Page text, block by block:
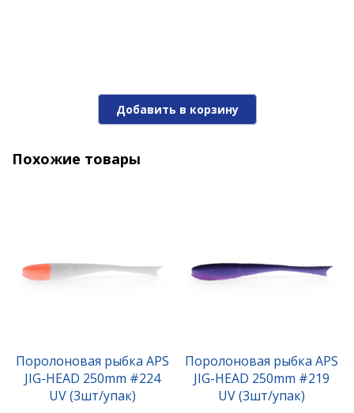
Поролоновая рыбка APS JIG-HEAD 175mm #216 UV
Добавить в корзину
Похожие товары
Поролоновая рыбка APS
JIG-HEAD 250mm #224
UV (3шт/упак)
Поролоновая рыбка APS
JIG-HEAD 250mm #219
UV (3шт/упак)